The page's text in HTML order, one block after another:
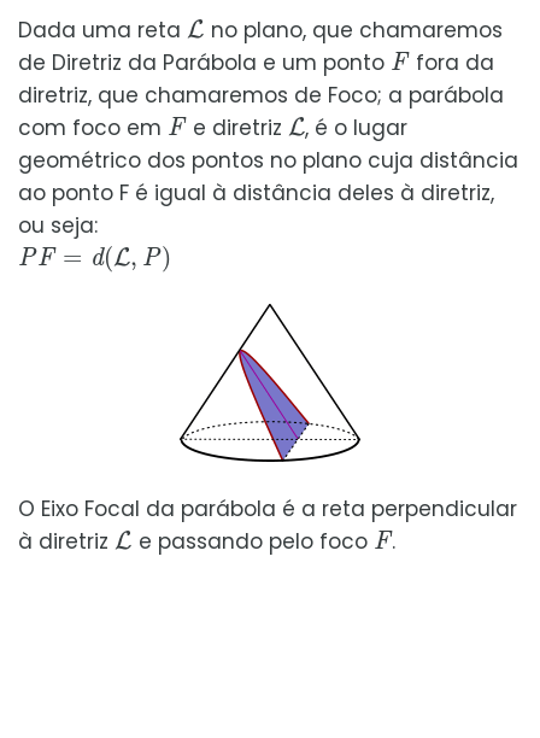
Dada uma reta
L
no plano, que chamaremos
de Diretriz da Parábola e um ponto
F
fora da
diretriz, que chamaremos de Foco; a parábola
com foco em
F
e diretriz
L
, é o lugar
geométrico dos pontos no plano cuja distância
ao ponto F é igual à distância deles à diretriz,
ou seja:
PF=d(L,P)
O Eixo Focal da parábola é a reta perpendicular
à diretriz
L
e passando pelo foco
F
.